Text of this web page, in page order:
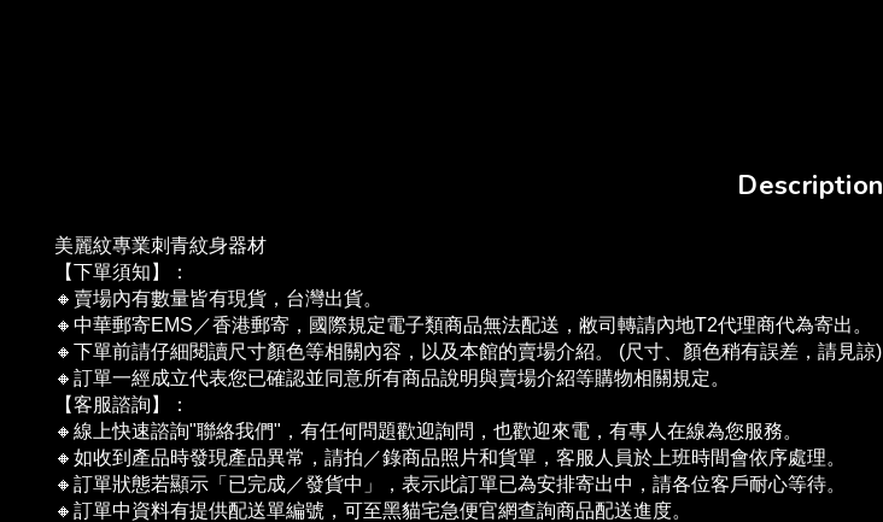
Description
美麗紋專業刺青紋身器材
【下單須知】：
🔸賣場內有數量皆有現貨，台灣出貨。
🔸中華郵寄EMS／香港郵寄，國際規定電子類商品無法配送，敝司轉請內地T2代理商代為寄出。
🔸下單前請仔細閱讀尺寸顏色等相關內容，以及本館的賣場介紹。 (尺寸、顏色稍有誤差，請見諒)
🔸訂單一經成立代表您已確認並同意所有商品說明與賣場介紹等購物相關規定。
【客服諮詢】：
🔸線上快速諮詢"聯絡我們"，有任何問題歡迎詢問，也歡迎來電，有專人在線為您服務。
🔸如收到產品時發現產品異常，請拍／錄商品照片和貨單，客服人員於上班時間會依序處理。
🔸訂單狀態若顯示「已完成／發貨中」，表示此訂單已為安排寄出中，請各位客戶耐心等待。
🔸訂單中資料有提供配送單編號，可至黑貓宅急便官網查詢商品配送進度。